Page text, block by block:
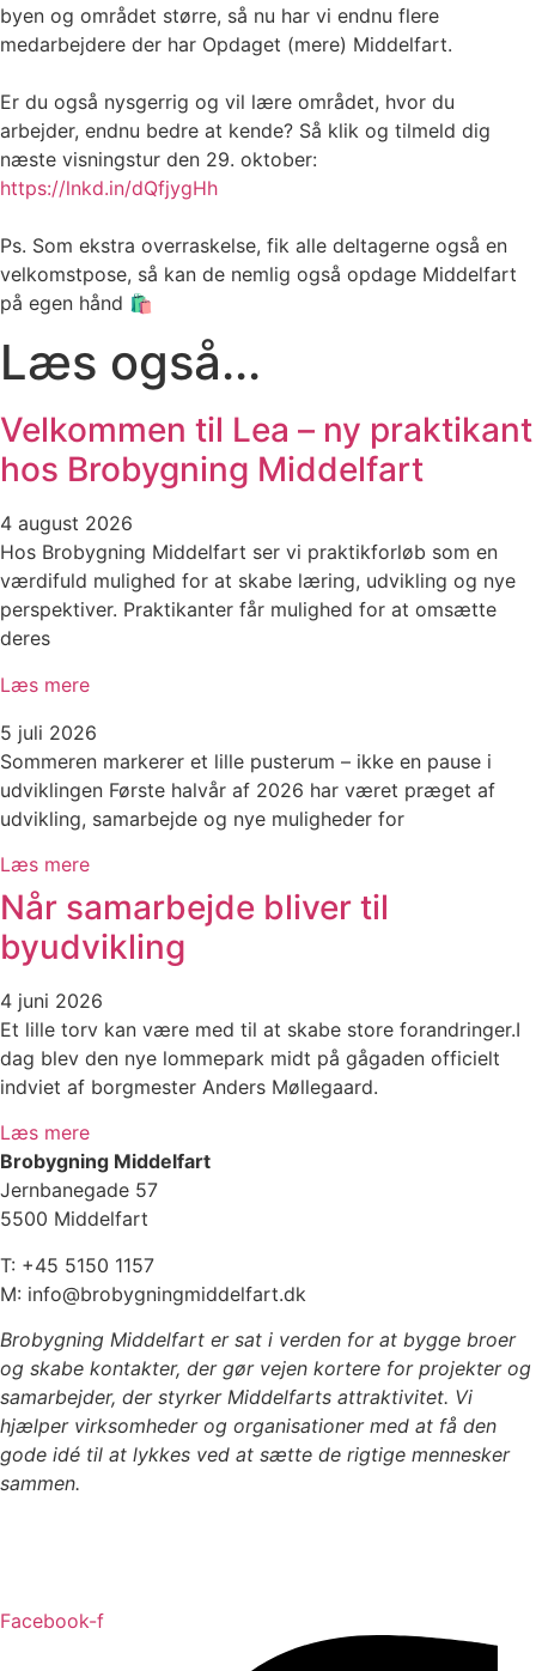
byen og området større, så nu har vi endnu flere
medarbejdere der har Opdaget (mere) Middelfart.
Er du også nysgerrig og vil lære området, hvor du
arbejder, endnu bedre at kende? Så klik og tilmeld dig
næste visningstur den 29. oktober:
https://lnkd.in/dQfjygHh
Ps. Som ekstra overraskelse, fik alle deltagerne også en
velkomstpose, så kan de nemlig også opdage Middelfart
på egen hånd 🛍️
Læs også...
Velkommen til Lea – ny praktikant
hos Brobygning Middelfart
4 august 2026
Hos Brobygning Middelfart ser vi praktikforløb som en
værdifuld mulighed for at skabe læring, udvikling og nye
perspektiver. Praktikanter får mulighed for at omsætte
deres
Læs mere
5 juli 2026
Sommeren markerer et lille pusterum – ikke en pause i
udviklingen Første halvår af 2026 har været præget af
udvikling, samarbejde og nye muligheder for
Læs mere
Når samarbejde bliver til
byudvikling
4 juni 2026
Et lille torv kan være med til at skabe store forandringer.I
dag blev den nye lommepark midt på gågaden officielt
indviet af borgmester Anders Møllegaard.
Læs mere
Brobygning Middelfart
Jernbanegade 57
5500 Middelfart
T: +45 5150 1157
M: info@brobygningmiddelfart.dk
Brobygning Middelfart er sat i verden for at bygge broer
og skabe kontakter, der gør vejen kortere for projekter og
samarbejder, der styrker Middelfarts attraktivitet. Vi
hjælper virksomheder og organisationer med at få den
gode idé til at lykkes ved at sætte de rigtige mennesker
sammen.
Facebook-f